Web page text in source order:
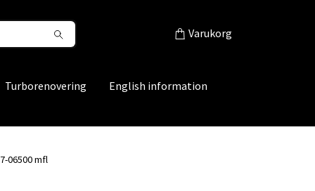
Varukorg
Turborenovering
English information
06500 mfl